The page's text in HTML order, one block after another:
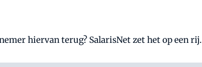
hiervan terug? SalarisNet zet het op een rij.